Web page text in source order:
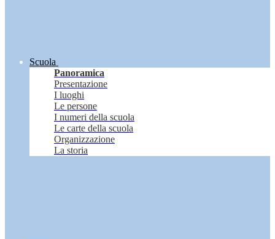
Scuola
Panoramica
Presentazione
I luoghi
Le persone
I numeri della scuola
Le carte della scuola
Organizzazione
La storia